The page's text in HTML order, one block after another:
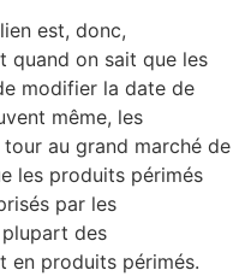
est, donc,
quand on sait que les
modifier la date de
même, les
au grand marché de
les produits périmés
par les
plupart des
en produits périmés.